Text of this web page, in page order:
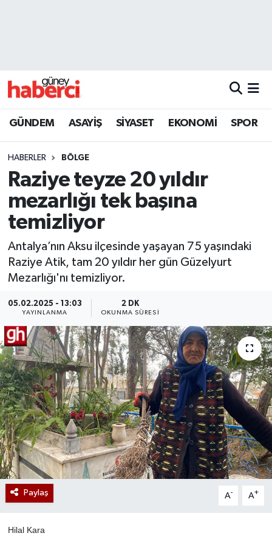
GÜNDEM ASAYİŞ SİYASET EKONOMİ SPOR
HABERLER BÖLGE
Raziye teyze 20 yıldır
mezarlığı tek başına
temizliyor
Antalya’nın Aksu ilçesinde yaşayan 75 yaşındaki
Raziye Atik, tam 20 yıldır her gün Güzelyurt
Mezarlığı'nı temizliyor.
05.02.2025 - 13:03
YAYINLANMA
2 DK
OKUNMA SÜRESI
Paylaş A- A+
Hilal Kara
Beyoğlu Trafik Yoğunluk Haritası
Son Dakika Haberleri
Haber Arşivi